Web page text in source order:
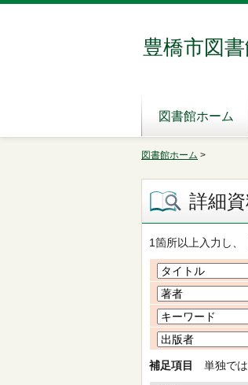
豊橋市図
図書館ホーム
図書館ホーム >
詳細
1箇所以上入力し、
補足項目 単独で